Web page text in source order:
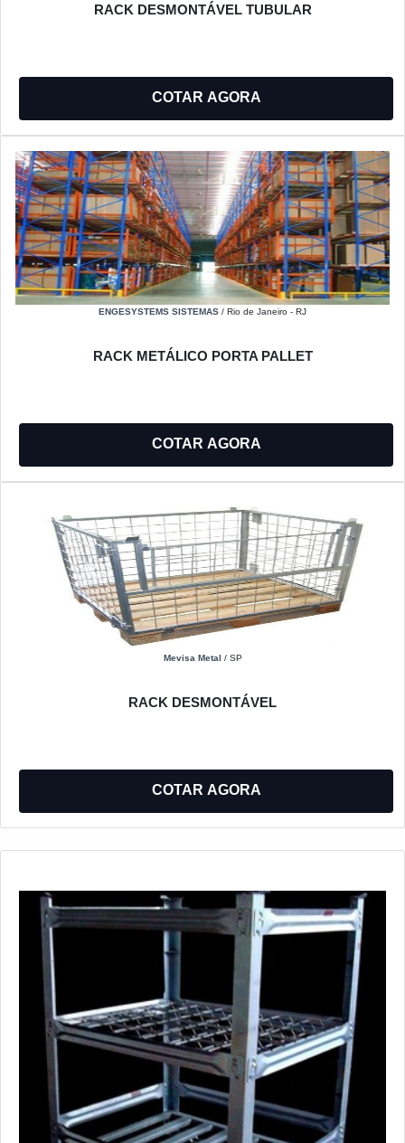
RACK DESMONTÁVEL TUBULAR
COTAR AGORA
ENGESYSTEMS SISTEMAS / Rio de Janeiro - RJ
RACK METÁLICO PORTA PALLET
COTAR AGORA
Mevisa Metal / SP
RACK DESMONTÁVEL
COTAR AGORA